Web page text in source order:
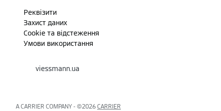
Реквізити
Захист даних
Cookie та відстеження
Умови використання
viessmann.ua
A CARRIER COMPANY - ©2026 CARRIER